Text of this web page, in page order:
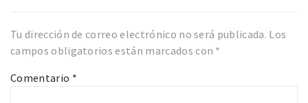
Tu dirección de correo electrónico no será publicada. Los
campos obligatorios están marcados con *
Comentario *